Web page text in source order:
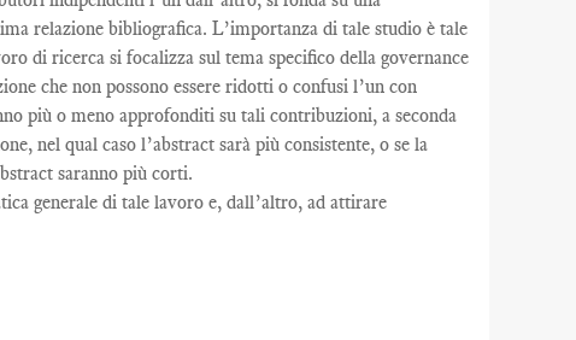
relazione bibliografica. L’importanza di tale studio è tale
di ricerca si focalizza sul tema specifico della governance
che non possono essere ridotti o confusi l’un con
più o meno approfonditi su tali contribuzioni, a seconda
nel qual caso l’abstract sarà più consistente, o se la
saranno più corti.
generale di tale lavoro e, dall’altro, ad attirare